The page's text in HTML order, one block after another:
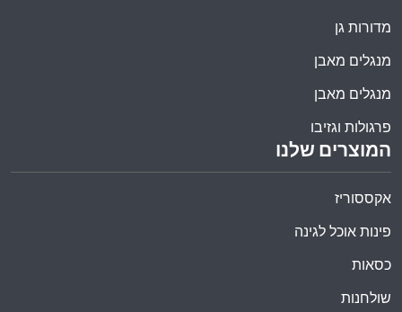
המוצרים שלנו
אקססוריז
פינות אוכל לגינה
כסאות
שולחנות
מדורות גן
מנגלים מאבן
מנגלים מאבן
פרגולות וגזיבו